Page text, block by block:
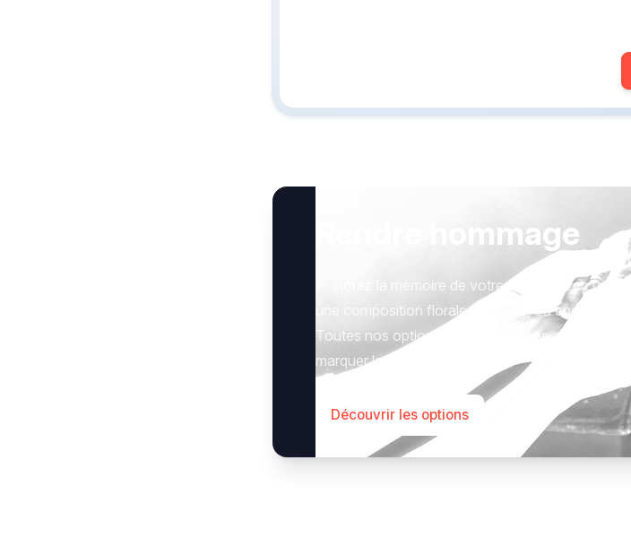
Rendre hommage
Honorez la mémoire de votre proche avec un
une composition florale, un arbre, ou encore
Toutes nos options sont présentées avec
marquer le geste qui compte.
Découvrir les options